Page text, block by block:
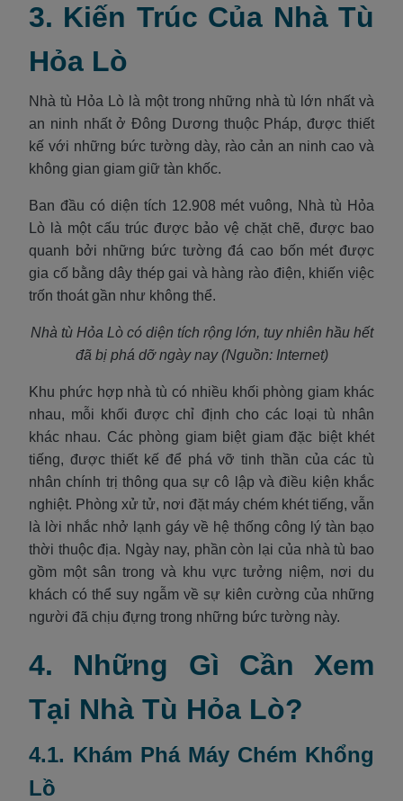
3. Kiến Trúc Của Nhà Tù
Hỏa Lò
Nhà tù Hỏa Lò là một trong những nhà tù lớn nhất và
an ninh nhất ở Đông Dương thuộc Pháp, được thiết
kế với những bức tường dày, rào cản an ninh cao và
không gian giam giữ tàn khốc.
Ban đầu có diện tích 12.908 mét vuông, Nhà tù Hỏa
Lò là một cấu trúc được bảo vệ chặt chẽ, được bao
quanh bởi những bức tường đá cao bốn mét được
gia cố bằng dây thép gai và hàng rào điện, khiến việc
trốn thoát gần như không thể.
Nhà tù Hỏa Lò có diện tích rộng lớn, tuy nhiên hầu hết
đã bị phá dỡ ngày nay (Nguồn: Internet)
Khu phức hợp nhà tù có nhiều khối phòng giam khác
nhau, mỗi khối được chỉ định cho các loại tù nhân
khác nhau. Các phòng giam biệt giam đặc biệt khét
tiếng, được thiết kế để phá vỡ tinh thần của các tù
nhân chính trị thông qua sự cô lập và điều kiện khắc
nghiệt. Phòng xử tử, nơi đặt máy chém khét tiếng, vẫn
là lời nhắc nhở lạnh gáy về hệ thống công lý tàn bạo
thời thuộc địa. Ngày nay, phần còn lại của nhà tù bao
gồm một sân trong và khu vực tưởng niệm, nơi du
khách có thể suy ngẫm về sự kiên cường của những
người đã chịu đựng trong những bức tường này.
4. Những Gì Cần Xem
Tại Nhà Tù Hỏa Lò?
4.1. Khám Phá Máy Chém Khổng
Lồ